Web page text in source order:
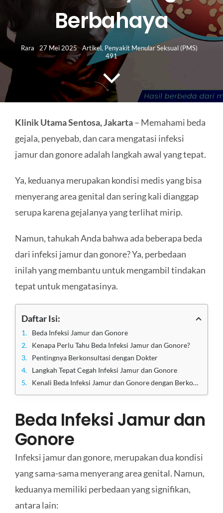
HUBUNGI KAMI
Search
for:
Berbahaya
Rara 27 Mei 2025 Artikel, Penyakit Menular Seksual (PMS)
491
Klinik Utama Sentosa, Jakarta– Memahami beda
gejala, penyebab, dan cara mengatasi infeksi
jamur dan gonore adalah langkah awal yang tepat.
Ya, keduanya merupakan kondisi medis yang bisa
menyerang area genital dan sering kali dianggap
serupa karena gejalanya yang terlihat mirip.
Namun, tahukah Anda bahwa ada beberapa beda
dari infeksi jamur dan gonore? Ya, perbedaan
inilah yang membantu untuk mengambil tindakan
tepat untuk mengatasinya.
Daftar Isi:
Beda Infeksi Jamur dan Gonore
Kenapa Perlu Tahu Beda Infeksi Jamur dan Gonore?
Pentingnya Berkonsultasi dengan Dokter
Langkah Tepat Cegah Infeksi Jamur dan Gonore
Kenali Beda Infeksi Jamur dan Gonore dengan Berkonsultasi di Klinik Utama Sentosa
Beda Infeksi Jamur dan
Gonore
Infeksi jamur dan gonore, merupakan dua kondisi
yang sama-sama menyerang area genital. Namun,
keduanya memiliki perbedaan yang signifikan,
antara lain: